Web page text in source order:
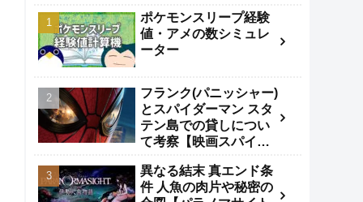
ポケモンスリープ経験
値・アメの数シミュレ
ーター
フランク(パニッシャー)
とスパイダーマン スタ
テン島での貸しについ
て考察【映画スパイダ
異なる結末 真エンド条
件 人魚の肉片や秘密の